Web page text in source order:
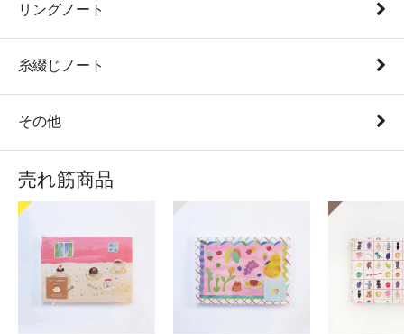
リングノート
糸綴じノート
その他
売れ筋商品